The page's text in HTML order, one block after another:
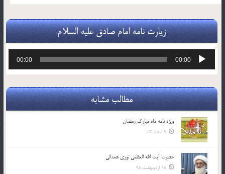
زیارت نامه امام صادق علیه السلام
پخش‌کننده
00:00
00:00
مطالب مشابه
ویژه نامه ماه مبارک رمضان
9 اسفند 03
حضرت آیت الله العظمی نوری همدانی
18 اردیبهشت 98